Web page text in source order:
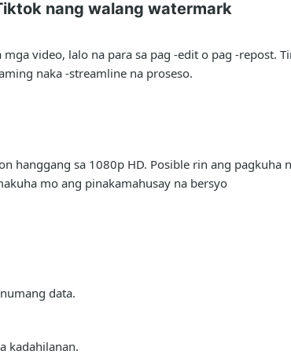
nang walang watermark
video, lalo na para sa pag -edit o pag -repost.
naka -streamline na proseso.
hanggang sa 1080p HD. Posible rin ang pagkuha
mo ang pinakamahusay na bersyo
data.
kadahilanan.